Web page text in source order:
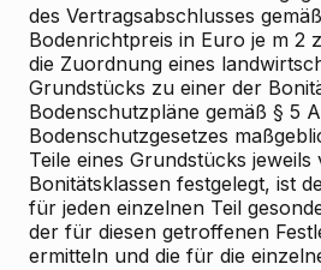
des Vertragsabschlusses
Bodenrichtpreis in Euro je m 2
die Zuordnung eines
Grundstücks zu einer der
Bodenschutzpläne gemäß § 5
Bodenschutzgesetzes
Teile eines Grundstücks jeweils
Bonitätsklassen festgelegt, ist
für jeden einzelnen Teil
der für diesen getroffenen
ermitteln und die für die